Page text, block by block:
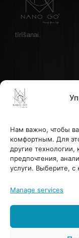
Нам важно, чтобы
комфортным. Для
другие
предпочтения,
услуги. Выберите, с
Manage services
tīrīšanai.
Телефон:
Noteikumi